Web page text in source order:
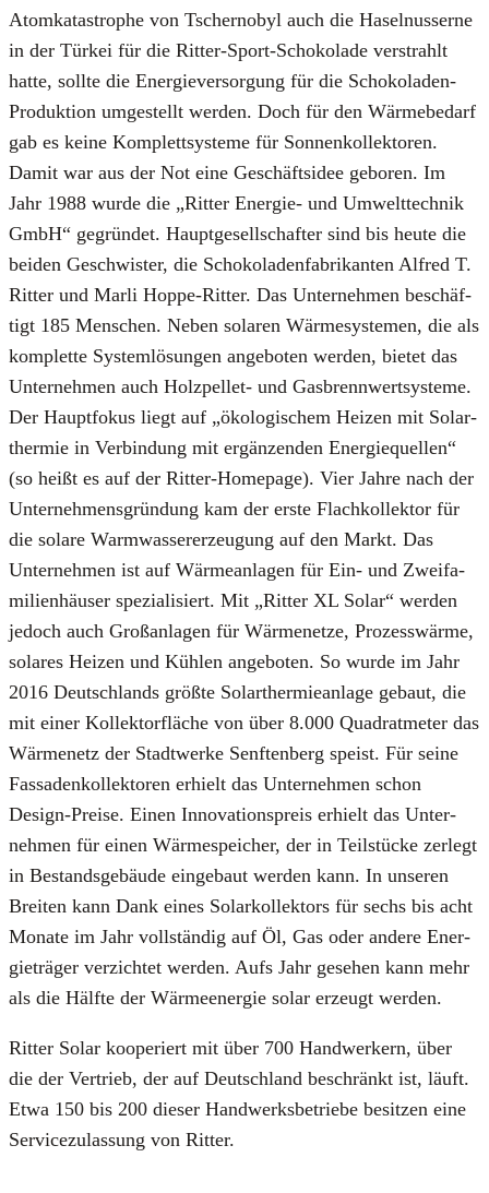
Atom­ka­ta­stro­phe von Tscher­no­byl auch die Hasel­nusser­ne
in der Tür­kei für die Rit­ter-Sport-Scho­ko­la­de ver­strahlt
hat­te, soll­te die Ener­gie­ver­sor­gung für die Scho­ko­la­den-
Pro­duk­ti­on umge­stellt wer­den. Doch für den Wär­me­be­darf
gab es kei­ne Kom­plett­sys­te­me für Son­nen­kol­lek­to­ren.
Damit war aus der Not eine Geschäfts­idee gebo­ren. Im
Jahr 1988 wur­de die „Rit­ter Ener­gie- und Umwelt­tech­nik
GmbH“ gegrün­det. Haupt­ge­sell­schaf­ter sind bis heu­te die
bei­den Geschwis­ter, die Scho­ko­la­den­fa­bri­kan­ten Alfred T.
Rit­ter und Mar­li Hop­pe-Rit­ter. Das Unter­neh­men beschäf­
tigt 185 Men­schen. Neben sola­ren Wär­me­sys­te­men, die als
kom­plet­te Sys­tem­lö­sun­gen ange­bo­ten wer­den, bie­tet das
Unter­neh­men auch Holz­pel­let- und Gas­brenn­wert­sys­te­me.
Der Haupt­fo­kus liegt auf „öko­lo­gi­schem Hei­zen mit Solar­
ther­mie in Ver­bin­dung mit ergän­zen­den Ener­gie­quel­len“
(so heißt es auf der Rit­ter-Home­page). Vier Jah­re nach der
Unter­neh­mens­grün­dung kam der ers­te Flach­kol­lek­tor für
die sola­re Warm­was­ser­er­zeu­gung auf den Markt. Das
Unter­neh­men ist auf Wär­me­an­la­gen für Ein- und Zwei­fa­
mi­li­en­häu­ser spe­zia­li­siert. Mit „Rit­ter XL Solar“ wer­den
jedoch auch Groß­an­la­gen für Wär­me­net­ze, Pro­zess­wär­me,
sola­res Hei­zen und Küh­len ange­bo­ten. So wur­de im Jahr
2016 Deutsch­lands größ­te Solar­ther­mie­an­la­ge gebaut, die
mit einer Kol­lek­tor­flä­che von über 8.000 Qua­drat­me­ter das
Wär­me­netz der Stadt­wer­ke Senf­ten­berg speist. Für sei­ne
Fas­sa­den­kol­lek­to­ren erhielt das Unter­neh­men schon
Design-Prei­se. Einen Inno­va­ti­ons­preis erhielt das Unter­
neh­men für einen Wär­me­spei­cher, der in Teil­stü­cke zer­legt
in Bestands­ge­bäu­de ein­ge­baut wer­den kann. In unse­ren
Brei­ten kann Dank eines Solar­kol­lek­tors für sechs bis acht
Mona­te im Jahr voll­stän­dig auf Öl, Gas oder ande­re Ener­
gie­trä­ger ver­zich­tet wer­den. Aufs Jahr gese­hen kann mehr
als die Hälf­te der Wär­me­en­er­gie solar erzeugt wer­den.
Rit­ter Solar koope­riert mit über 700 Hand­wer­kern, über
die der Ver­trieb, der auf Deutsch­land beschränkt ist, läuft.
Etwa 150 bis 200 die­ser Hand­werks­be­trie­be besit­zen eine
Ser­vice­zu­las­sung von Rit­ter.